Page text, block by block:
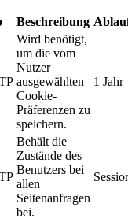
Beschreibung
Wird benötigt,
um die vom
Nutzer
ausgewählten
Cookie-
Präferenzen zu
speichern.
1 Jahr
Behält die
Zustände des
Benutzers bei
allen
Seitenanfragen
bei.